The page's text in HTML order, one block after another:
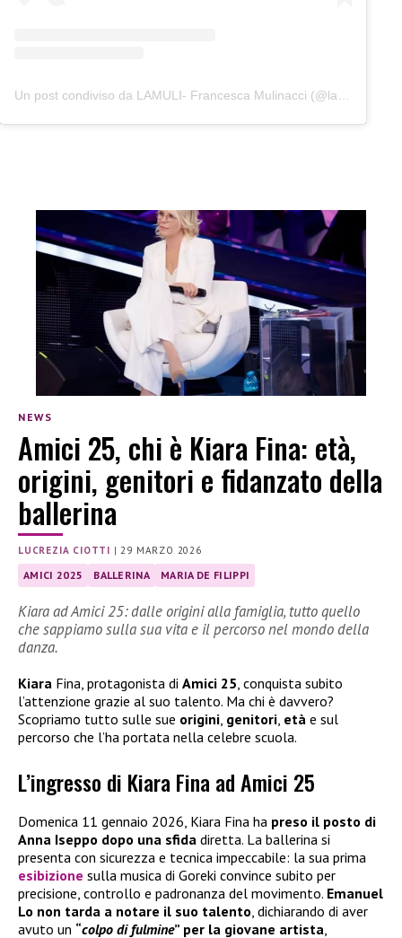
NEWS
Amici 25, chi è Kiara Fina: età,
origini, genitori e fidanzato della
ballerina
LUCREZIA CIOTTI |29 MARZO 2026
AMICI 2025 BALLERINA MARIA DE FILIPPI
Kiara ad Amici 25: dalle origini alla famiglia, tutto quello
che sappiamo sulla sua vita e il percorso nel mondo della
danza.
Kiara Fina, protagonista di Amici 25, conquista subito
l’attenzione grazie al suo talento. Ma chi è davvero?
Scopriamo tutto sulle sue origini, genitori, età e sul
percorso che l’ha portata nella celebre scuola.
L’ingresso di Kiara Fina ad Amici 25
Domenica 11 gennaio 2026, Kiara Fina ha preso il posto di
Anna Iseppo dopo una sfida diretta. La ballerina si
presenta con sicurezza e tecnica impeccabile: la sua prima
esibizione sulla musica di Goreki convince subito per
precisione, controllo e padronanza del movimento. Emanuel
Lo non tarda a notare il suo talento, dichiarando di aver
avuto un “colpo di fulmine” per la giovane artista,